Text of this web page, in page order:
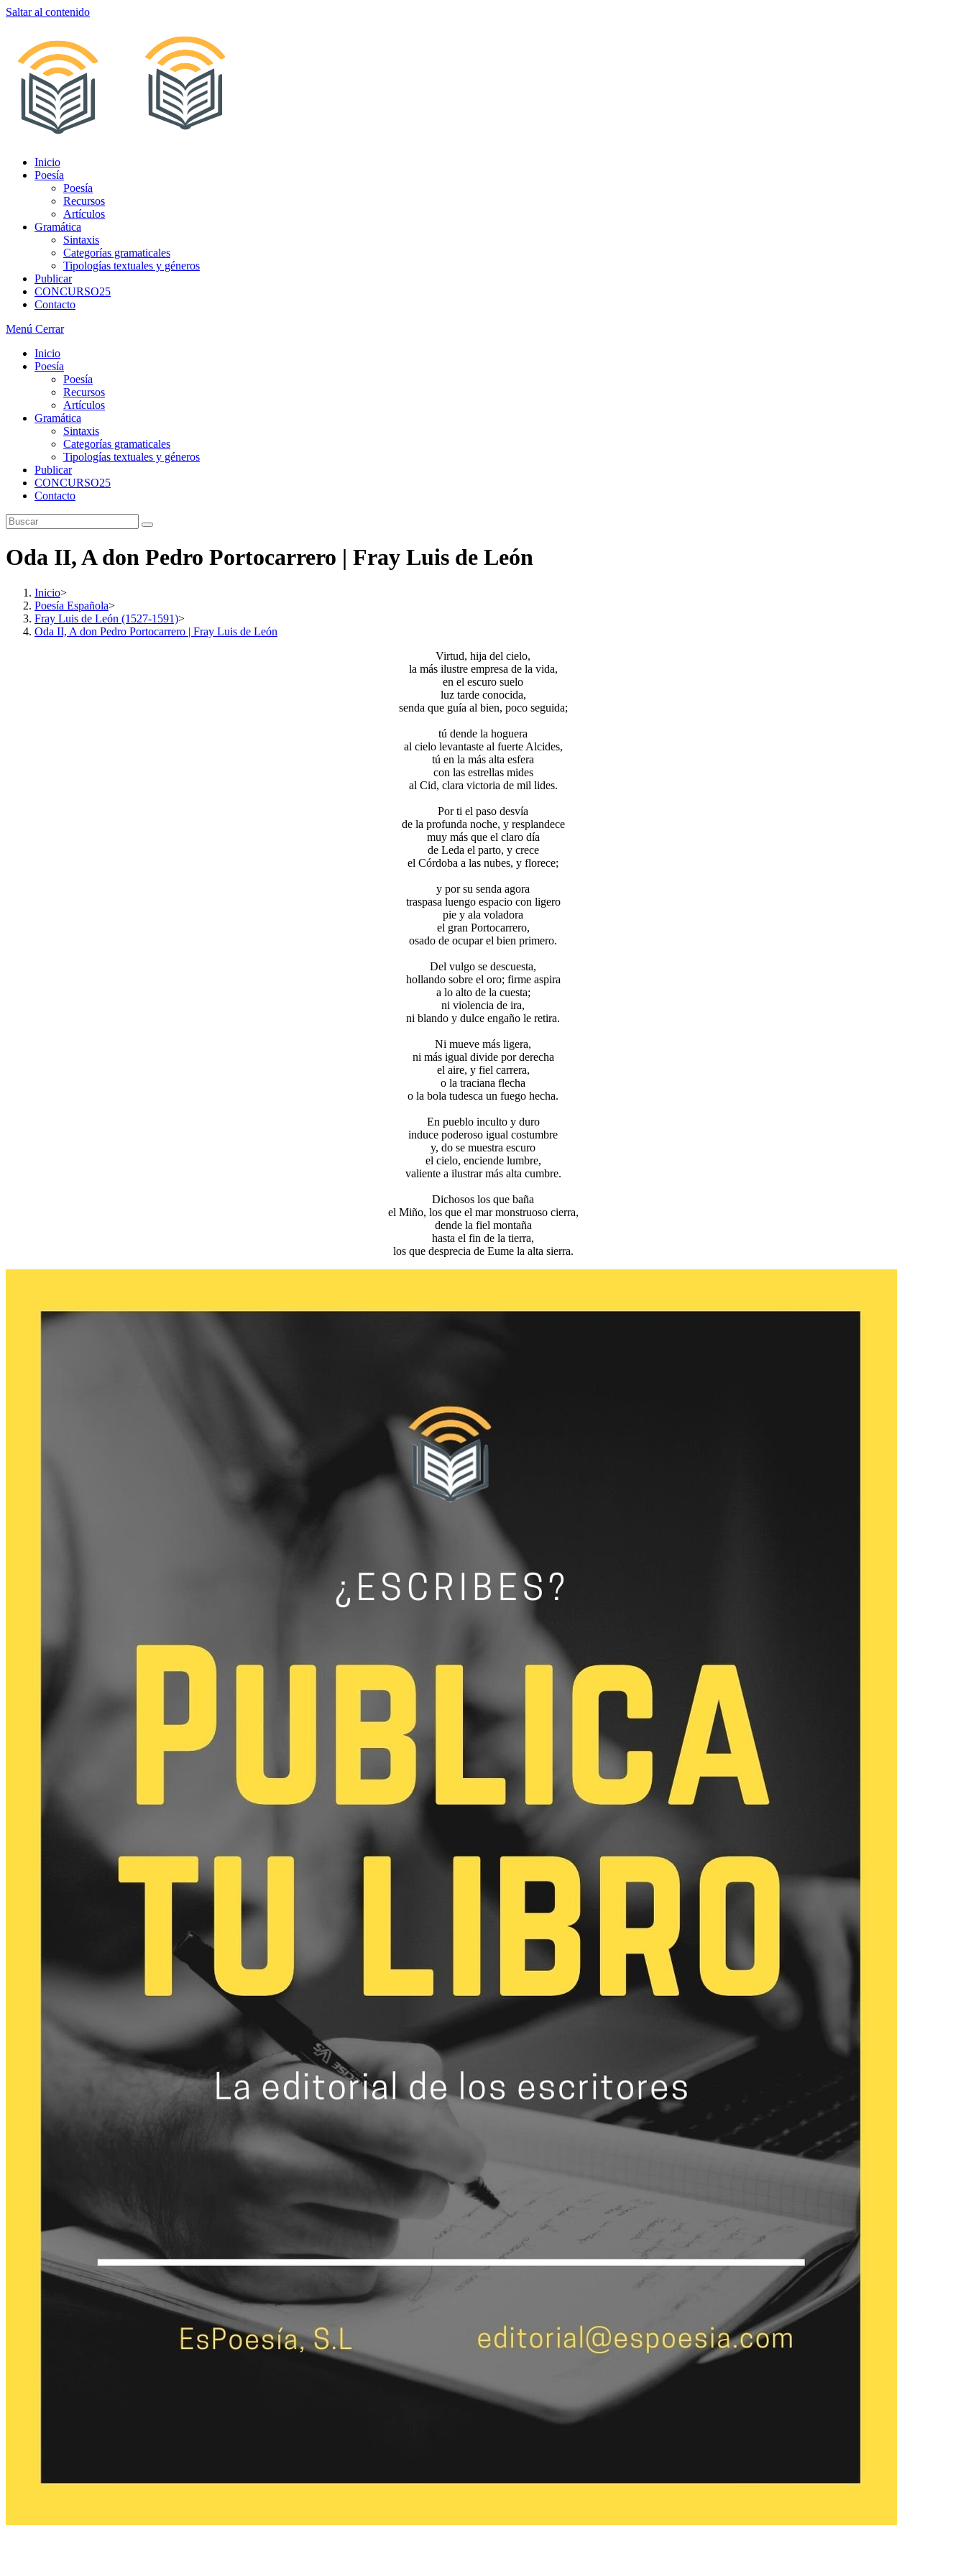
Saltar al contenido
Inicio
Poesía
Poesía
Recursos
Artículos
Gramática
Sintaxis
Categorías gramaticales
Tipologías textuales y géneros
Publicar
CONCURSO25
Contacto
Menú Cerrar
Inicio
Poesía
Poesía
Recursos
Artículos
Gramática
Sintaxis
Categorías gramaticales
Tipologías textuales y géneros
Publicar
CONCURSO25
Contacto
Oda II, A don Pedro Portocarrero | Fray Luis de León
Inicio>
Poesía Española>
Fray Luis de León (1527-1591)>
Oda II, A don Pedro Portocarrero | Fray Luis de León
Virtud, hija del cielo,
la más ilustre empresa de la vida,
en el escuro suelo
luz tarde conocida,
senda que guía al bien, poco seguida;
tú dende la hoguera
al cielo levantaste al fuerte Alcides,
tú en la más alta esfera
con las estrellas mides
al Cid, clara victoria de mil lides.
Por ti el paso desvía
de la profunda noche, y resplandece
muy más que el claro día
de Leda el parto, y crece
el Córdoba a las nubes, y florece;
y por su senda agora
traspasa luengo espacio con ligero
pie y ala voladora
el gran Portocarrero,
osado de ocupar el bien primero.
Del vulgo se descuesta,
hollando sobre el oro; firme aspira
a lo alto de la cuesta;
ni violencia de ira,
ni blando y dulce engaño le retira.
Ni mueve más ligera,
ni más igual divide por derecha
el aire, y fiel carrera,
o la traciana flecha
o la bola tudesca un fuego hecha.
En pueblo inculto y duro
induce poderoso igual costumbre
y, do se muestra escuro
el cielo, enciende lumbre,
valiente a ilustrar más alta cumbre.
Dichosos los que baña
el Miño, los que el mar monstruoso cierra,
dende la fiel montaña
hasta el fin de la tierra,
los que desprecia de Eume la alta sierra.